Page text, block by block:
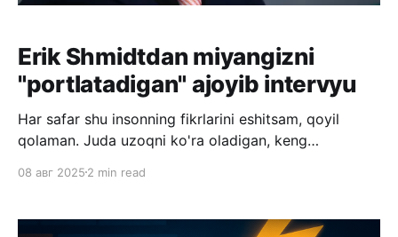
Erik Shmidtdan miyangizni
"portlatadigan" ajoyib intervyu
Har safar shu insonning fikrlarini eshitsam, qoyil
qolaman. Juda uzoqni ko'ra oladigan, keng
Genri Kissinjer bilan Sun'iy idrok va insoniyatning
"Sun'iy idrok erasi"
08 авг 2025 2 min read